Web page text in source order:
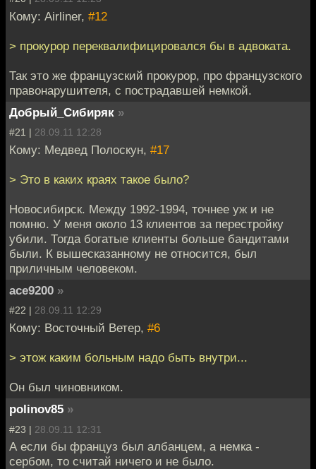
Кому: Airliner, #12
> прокурор переквалифицировался бы в адвоката.
Так это же французский прокурор, про французского
правонарушителя, с пострадавшей немкой.
Добрый_Сибиряк »
#21 | 28.09.11 12:28
Кому: Медвед Полоскун, #17
> Это в каких краях такое было?
Новосибирск. Между 1992-1994, точнее уж и не
помню. У меня около 13 клиентов за перестройку
убили. Тогда богатые клиенты больше бандитами
были. К вышесказанному не относится, был
приличным человеком.
ace9200 »
#22 | 28.09.11 12:29
Кому: Восточный Ветер, #6
> этож каким больным надо быть внутри...
Он был чиновником.
polinov85 »
#23 | 28.09.11 12:31
А если бы француз был албанцем, а немка -
сербом, то считай ничего и не было.